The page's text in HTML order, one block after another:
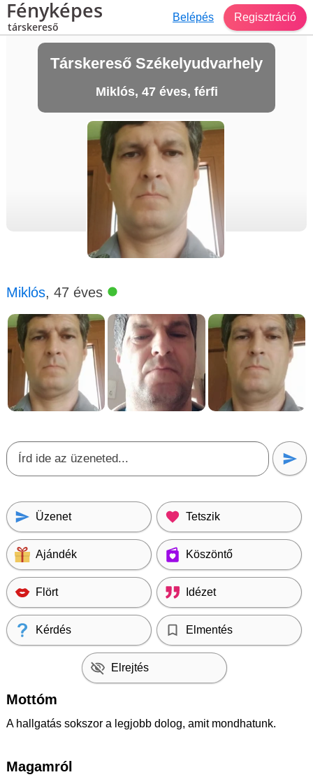
Fényképes
társkereső
Belépés Regisztráció
Társkereső Székelyudvarhely
Miklós, 47 éves, férfi
Miklós, 47 éves
Üzenet Tetszik
Ajándék Köszöntő
Flört Idézet
Kérdés Elmentés
Elrejtés
Mottóm
A hallgatás sokszor a legjobb dolog, amit mondhatunk.
Magamról